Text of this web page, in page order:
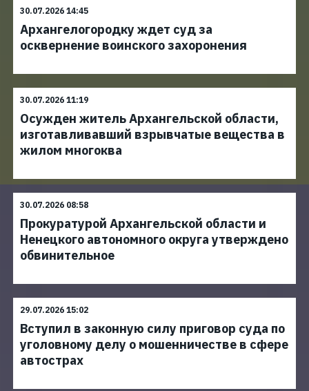
30.07.2026 14:45
Архангелогородку ждет суд за
осквернение воинского захоронения
30.07.2026 11:19
Осужден житель Архангельской области,
изготавливавший взрывчатые вещества в
жилом многоква
30.07.2026 08:58
Прокуратурой Архангельской области и
Ненецкого автономного округа утверждено
обвинительное
29.07.2026 15:02
Вступил в законную силу приговор суда по
уголовному делу о мошенничестве в сфере
автострах